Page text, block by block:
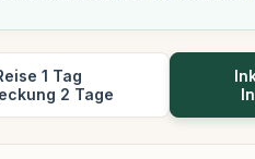
1 Tag
2 Tage